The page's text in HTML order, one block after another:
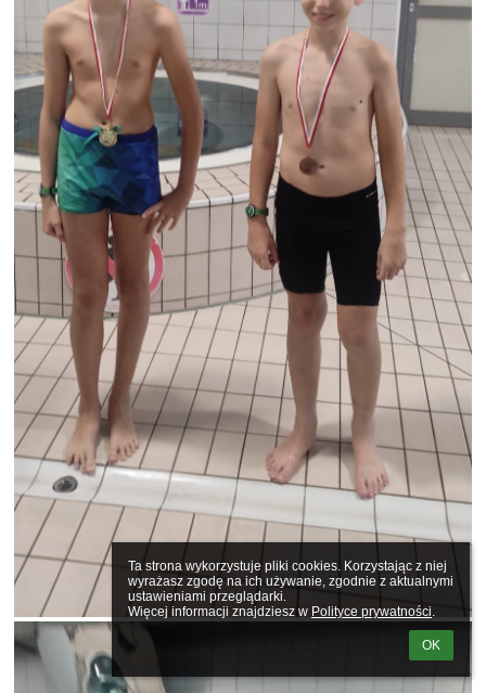
Ta strona wykorzystuje pliki cookies. Korzystając z niej
wyrażasz zgodę na ich używanie, zgodnie z aktualnymi
ustawieniami przeglądarki.
Więcej informacji znajdziesz w Polityce prywatności.
OK